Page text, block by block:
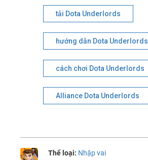
tải Dota Underlords
hướng dẫn Dota Underlords
cách chơi Dota Underlords
Alliance Dota Underlords
Thể loại: Nhập vai